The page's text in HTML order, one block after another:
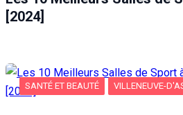
[2024]
SANTÉ ET BEAUTÉ VILLENEUVE-